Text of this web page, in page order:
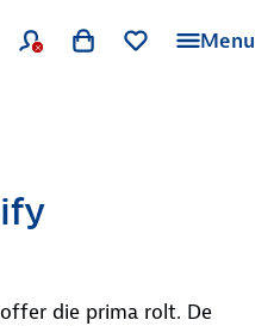
Menu
die prima rolt. De